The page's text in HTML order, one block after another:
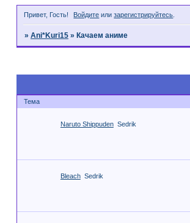
Привет, Гость! Войдите илизарегистрируйтесь
» Ani*Kuri15 » Качаем аниме
Тема
Naruto Shippuden Sedrik
Bleach Sedrik